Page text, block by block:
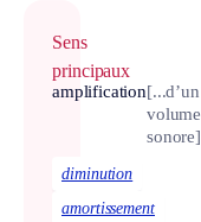
Sens
principaux
amplification[...d’un
volume
sonore]
diminution
amortissement